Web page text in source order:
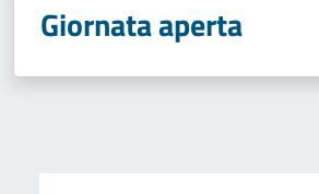
Giornata aperta